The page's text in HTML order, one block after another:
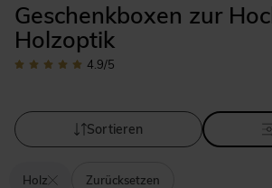
Geschenkboxen zur
Holzoptik
4.9/5
Sortieren
Holz Zurücksetzen